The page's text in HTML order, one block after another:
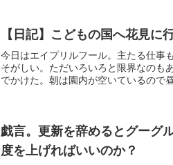
【日記】こどもの国へ花見に
今日はエイプリルフール。主たる仕事
そがしい。ただいろいろと限界なのも
でかけた。朝は園内が空いているので
戯言。更新を辞めるとグーグ
度を上げればいいのか？